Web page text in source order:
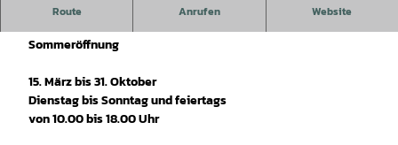
Route Anrufen Website
Altes neu erfahren.
Sommeröffnung
15. März bis 31. Oktober
Dienstag bis Sonntag und feiertags
von 10.00 bis 18.00 Uhr